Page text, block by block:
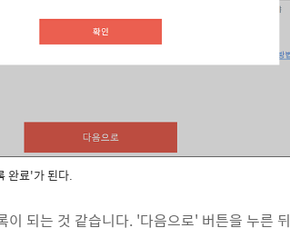
완료'가 된다.
되는 것 같습니다. '다음으로' 버튼을 누른 뒤